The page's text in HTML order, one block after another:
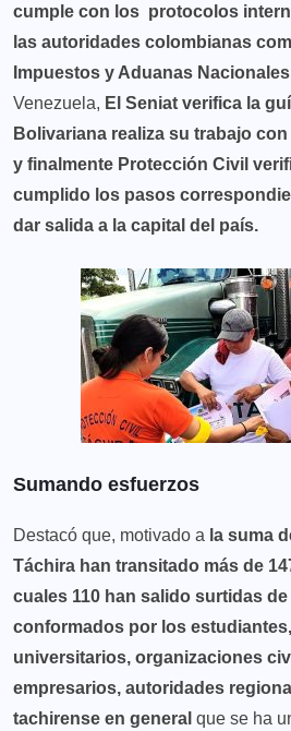
cumple con los protocolos
las autoridades colombianas
Impuestos y Aduanas Nacionales
Venezuela, El Seniat verifica la
Bolivariana realiza su trabajo
y finalmente Protección Civil
cumplido los pasos
dar salida a la capital del país.
Sumando esfuerzos
Destacó que, motivado a la suma
Táchira han transitado más de
cuales 110 han salido surtidas
conformados por los
universitarios, organizaciones
empresarios, autoridades
tachirense en general que se ha